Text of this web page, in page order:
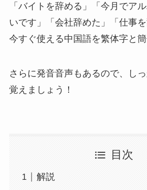
「バイトを辞める」「今月でア
いです」「会社辞めた」「仕事
今すぐ使える中国語を繁体字と簡
さらに発音音声もあるので、し
覚えましょう！
目次
解説